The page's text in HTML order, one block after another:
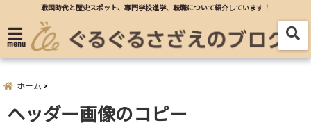
戦国時代と歴史スポット、專門学校進学、転職について紹介しています！
menu
ホーム
ヘッダー画像のコピー